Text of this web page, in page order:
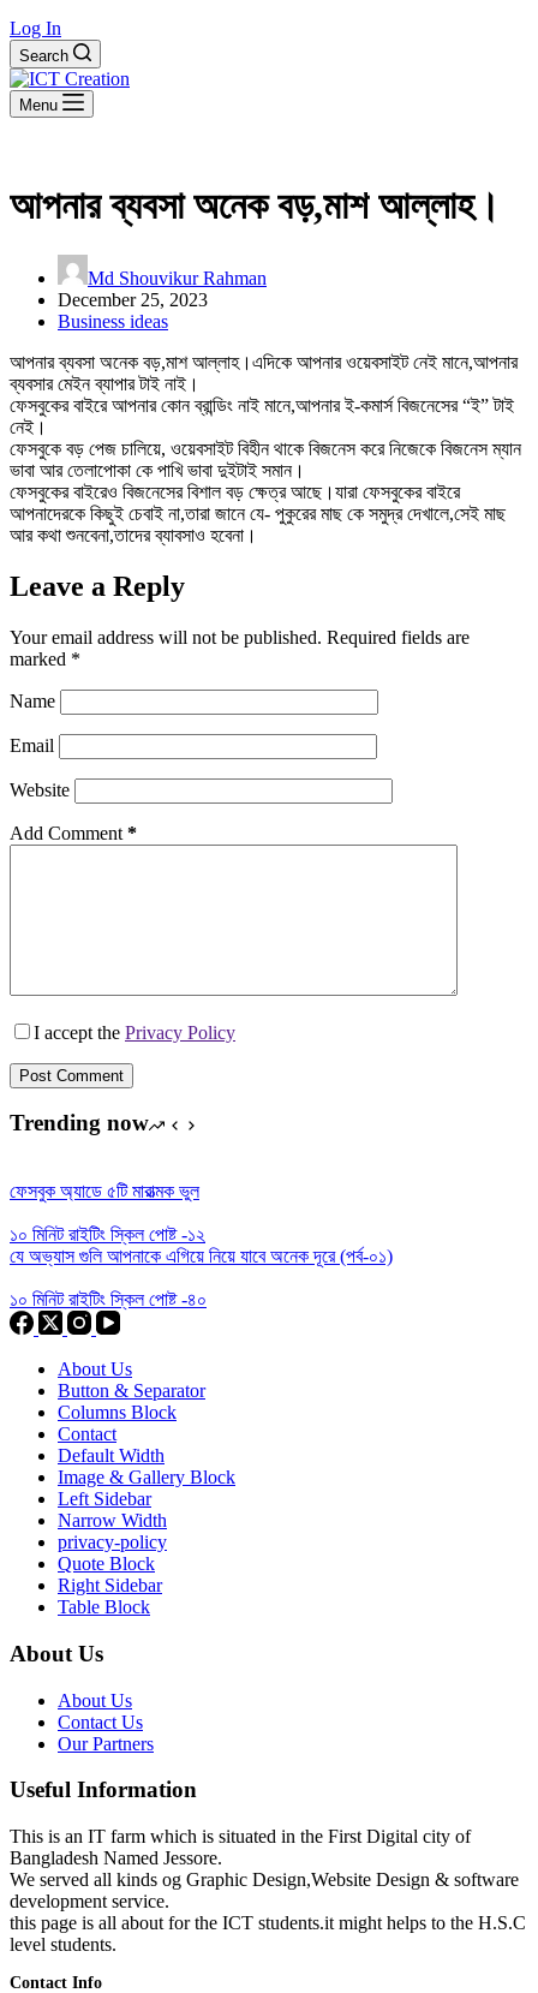
Log In
Search
Menu
আপনার ব্যবসা অনেক বড়,মাশ আল্লাহ।
Md Shouvikur Rahman
December 25, 2023
Business ideas
আপনার ব্যবসা অনেক বড়,মাশ আল্লাহ।এদিকে আপনার ওয়েবসাইট নেই মানে,আপনার
ব্যবসার মেইন ব্যাপার টাই নাই।
ফেসবুকের বাইরে আপনার কোন ব্রান্ডিং নাই মানে,আপনার ই-কমার্স বিজনেসের “ই” টাই
নেই।
ফেসবুকে বড় পেজ চালিয়ে, ওয়েবসাইট বিহীন থাকে বিজনেস করে নিজেকে বিজনেস ম্যান
ভাবা আর তেলাপোকা কে পাখি ভাবা দুইটাই সমান।
ফেসবুকের বাইরেও বিজনেসের বিশাল বড় ক্ষেত্র আছে।যারা ফেসবুকের বাইরে
আপনাদেরকে কিছুই চেবাই না,তারা জানে যে- পুকুরের মাছ কে সমুদ্র দেখালে,সেই মাছ
আর কথা শুনবেনা,তাদের ব্যাবসাও হবেনা।
Leave a Reply
Your email address will not be published. Required fields are
marked *
Name
Email
Website
Add Comment *
I accept the Privacy Policy
Post Comment
Trending now
ফেসবুক অ্যাডে ৫টি মারাত্মক ভুল
১০ মিনিট রাইটিং স্কিল পোষ্ট -১২
যে অভ্যাস গুলি আপনাকে এগিয়ে নিয়ে যাবে অনেক দূরে (পর্ব-০১)
১০ মিনিট রাইটিং স্কিল পোষ্ট -৪০
About Us
Button & Separator
Columns Block
Contact
Default Width
Image & Gallery Block
Left Sidebar
Narrow Width
privacy-policy
Quote Block
Right Sidebar
Table Block
About Us
About Us
Contact Us
Our Partners
Useful Information
This is an IT farm which is situated in the First Digital city of
Bangladesh Named Jessore.
We served all kinds og Graphic Design,Website Design & software
development service.
this page is all about for the ICT students.it might helps to the H.S.C
level students.
Contact Info